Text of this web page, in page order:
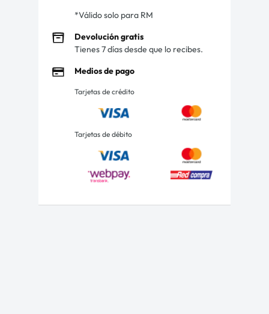
*Válido solo para RM
Devolución gratis
Tienes 7 días desde que lo recibes.
Medios de pago
Tarjetas de crédito
Tarjetas de débito